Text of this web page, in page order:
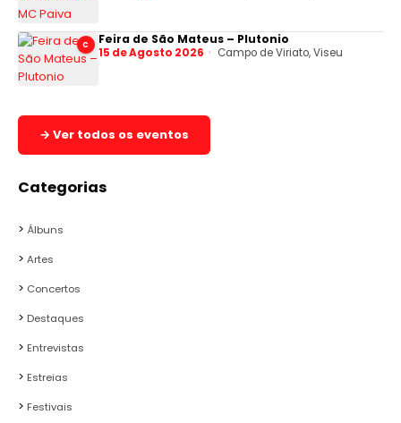
C Feira de São Mateus – Plutonio
15 de Agosto 2026 Campo de Viriato, Viseu
→ Ver todos os eventos
Categorias
Álbuns
Artes
Concertos
Destaques
Entrevistas
Estreias
Festivais